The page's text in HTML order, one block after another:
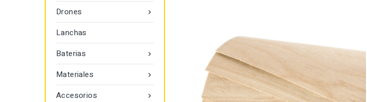

Drones
Lanchas

Baterias

Materiales

Accesorios